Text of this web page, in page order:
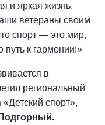
и яркая жизнь.
ветераны своим
спорт — это мир,
путь к гармонии!»
в
региональный
спорт»,